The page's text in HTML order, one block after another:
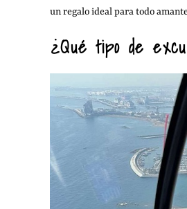
un regalo ideal para todo
¿Qué tipo de